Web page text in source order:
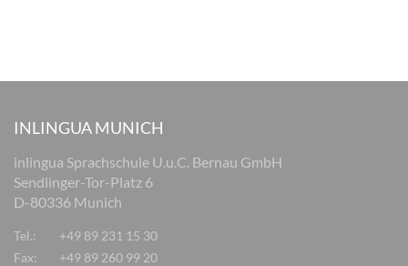
INLINGUA MUNICH
inlingua Sprachschule U.u.C. Bernau GmbH
Sendlinger-Tor-Platz 6
D-80336 Munich
Tel.:
+49 89 231 15 30
Fax:
+49 89 260 99 20